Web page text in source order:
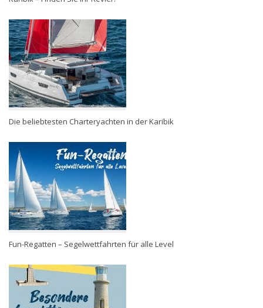
Die beliebtesten Charteryachten in der Karibik
Fun-Regatten – Segelwettfahrten für alle Level